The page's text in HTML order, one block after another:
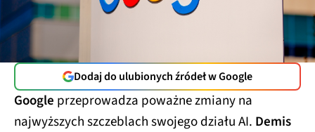
Dodaj do ulubionych źródeł w Google
Google przeprowadza poważne zmiany na
najwyższych szczeblach swojego działu AI. Demis